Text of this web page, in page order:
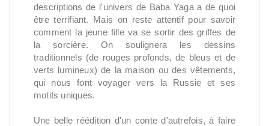
descriptions de l'univers de Baba Yaga a de quoi
être terrifiant. Mais on reste attentif pour savoir
comment la jeune fille va se sortir des griffes de
la sorcière. On soulignera les dessins
traditionnels (de rouges profonds, de bleus et de
verts lumineux) de la maison ou des vêtements,
qui nous font voyager vers la Russie et ses
motifs uniques.
Une belle réédition d'un conte d'autrefois, à faire